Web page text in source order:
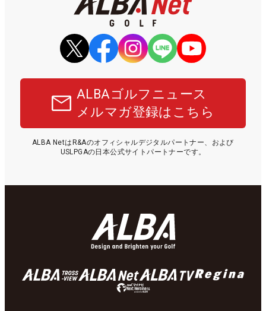
ALBAゴルフニュース
メルマガ登録はこちら
ALBA NetはR&Aのオフィシャルデジタルパートナー、および
USLPGAの日本公式サイトパートナーです。